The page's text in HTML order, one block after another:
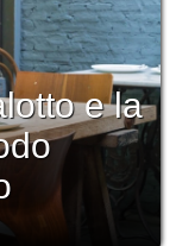
e la